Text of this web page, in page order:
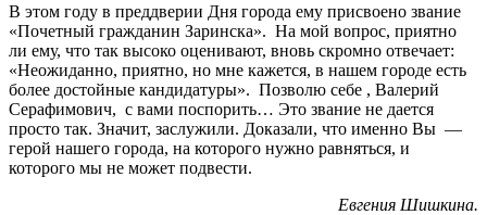
В этом году в преддверии Дня города ему присвоено звание
«Почетный гражданин Заринска». На мой вопрос, приятно
ли ему, что так высоко оценивают, вновь скромно отвечает:
«Неожиданно, приятно, но мне кажется, в нашем городе есть
более достойные кандидатуры». Позволю себе , Валерий
Серафимович, с вами поспорить… Это звание не дается
просто так. Значит, заслужили. Доказали, что именно Вы —
герой нашего города, на которого нужно равняться, и
которого мы не может подвести.
Евгения Шишкина.